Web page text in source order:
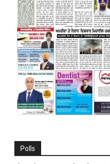
Polls